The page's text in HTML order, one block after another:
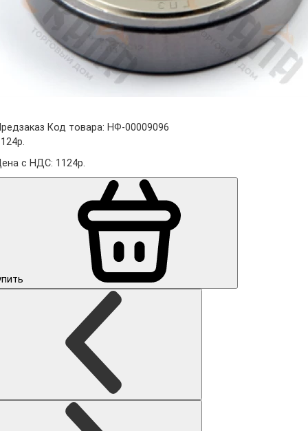
Код товара: НФ-00009096
с НДС: 1124р.